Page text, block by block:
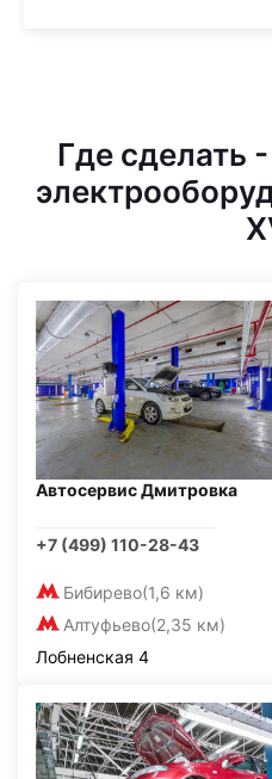
Где сделать
Автосервис Дмитровка
+7 (499) 110-28-43
Бибирево(1,6 км)
Алтуфьево(2,35 км)
Лобненская 4